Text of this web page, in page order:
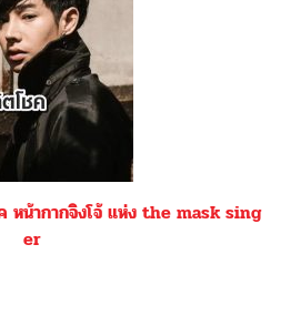
หน้ากากจิงโจ้ แห่ง the mask sing
er